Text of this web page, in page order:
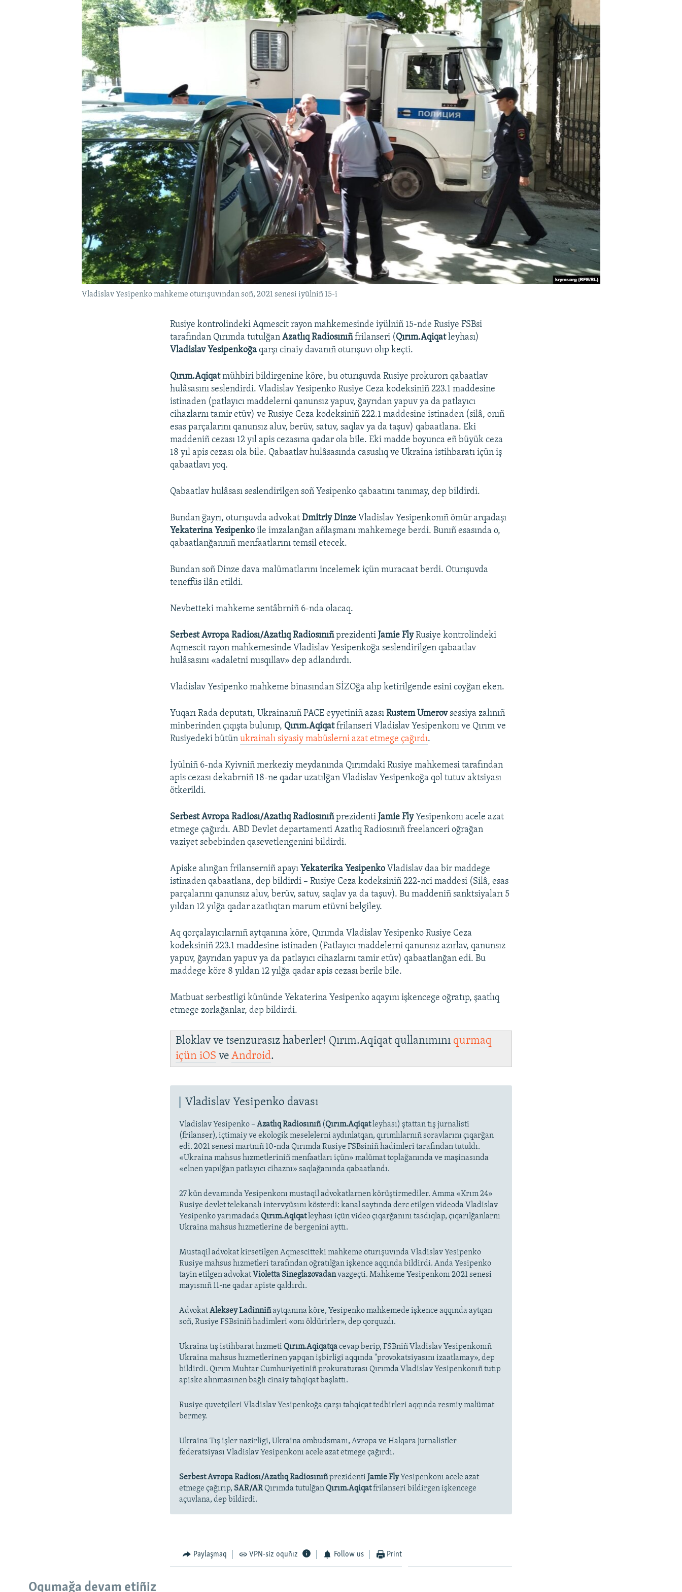
Vladislav Yesipenko mahkeme oturışuvından soñ, 2021 senesi iyülniñ 15-i
Rusiye kontrolindeki Aqmescit rayon mahkemesinde iyülniñ 15-nde Rusiye FSBsi
tarafından Qırımda tutulğanAzatlıq Radiosınıñfrilanseri (Qırım.Aqiqatleyhası)
Vladislav Yesipenkoğaqarşı cinaiy davanıñ oturışuvı olıp keçti.
Qırım.Aqiqatmühbiri bildirgenine köre, bu oturışuvda Rusiye prokurorı qabaatlav
hulâsasını seslendirdi. Vladislav Yesipenko Rusiye Ceza kodeksiniñ 223.1 maddesine
istinaden (patlayıcı maddelerni qanunsız yapuv, ğayrıdan yapuv ya da patlayıcı
cihazlarnı tamir etüv) ve Rusiye Ceza kodeksiniñ 222.1 maddesine istinaden (silâ, onıñ
esas parçalarını qanunsız aluv, berüv, satuv, saqlav ya da taşuv) qabaatlana. Eki
maddeniñ cezası 12 yıl apis cezasına qadar ola bile. Eki madde boyunca eñ büyük ceza
18 yıl apis cezası ola bile. Qabaatlav hulâsasında casuslıq ve Ukraina istihbaratı içün iş
qabaatlavı yoq.
Qabaatlav hulâsası seslendirilgen soñ Yesipenko qabaatını tanımay, dep bildirdi.
Bundan ğayrı, oturışuvda advokat Dmitriy Dinze Vladislav Yesipenkonıñ ömür arqadaşı
Yekaterina Yesipenkoile imzalanğan añlaşmanı mahkemege berdi. Bunıñ esasında o,
qabaatlanğannıñ menfaatlarını temsil etecek.
Bundan soñ Dinze dava malümatlarını incelemek içün muracaat berdi. Oturışuvda
teneffüs ilân etildi.
Nevbetteki mahkeme sentâbrniñ 6-nda olacaq.
Serbest Avropa Radiosı/Azatlıq Radiosınıñprezidenti Jamie FlyRusiye kontrolindeki
Aqmescit rayon mahkemesinde Vladislav Yesipenkoğa seslendirilgen qabaatlav
hulâsasını «adaletni mısqıllav» dep adlandırdı.
Vladislav Yesipenko mahkeme binasından SİZOğa alıp ketirilgende esini coyğan eken.
Yuqarı Rada deputatı, Ukrainanıñ PACE eyyetiniñ azasıRustem Umerovsessiya zalınıñ
minberinden çıqışta bulunıp, Qırım.Aqiqatfrilanseri Vladislav Yesipenkonı ve Qırım ve
Rusiyedeki bütünukrainalı siyasiy mabüslerni azat etmege çağırdı.
İyülniñ 6-nda Kyivniñ merkeziy meydanında Qırımdaki Rusiye mahkemesi tarafından
apis cezası dekabrniñ 18-ne qadar uzatılğan Vladislav Yesipenkoğa qol tutuv aktsiyası
ötkerildi.
Serbest Avropa Radiosı/Azatlıq Radiosınıñprezidenti Jamie FlyYesipenkonı acele azat
etmege çağırdı. ABD Devlet departamenti Azatlıq Radiosınıñ freelanceri oğrağan
vaziyet sebebinden qasevetlengenini bildirdi.
Apiske alınğan frilanserniñ apayı Yekaterika Yesipenko Vladislav daa bir maddege
istinaden qabaatlana, dep bildirdi – Rusiye Ceza kodeksiniñ 222-nci maddesi (Silâ, esas
parçalarını qanunsız aluv, berüv, satuv, saqlav ya da taşuv). Bu maddeniñ sanktsiyaları 5
yıldan 12 yılğa qadar azatlıqtan marum etüvni belgiley.
Aq qorçalayıcılarnıñ aytqanına köre, Qırımda Vladislav Yesipenko Rusiye Ceza
kodeksiniñ 223.1 maddesine istinaden (Patlayıcı maddelerni qanunsız azırlav, qanunsız
yapuv, ğayrıdan yapuv ya da patlayıcı cihazlarnı tamir etüv) qabaatlanğan edi. Bu
maddege köre 8 yıldan 12 yılğa qadar apis cezası berile bile.
Matbuat serbestligi kününde Yekaterina Yesipenko aqayını işkencege oğratıp, şaatlıq
etmege zorlağanlar, dep bildirdi.
Bloklav ve tsenzurasız haberler! Qırım.Aqiqat qullanımını qurmaq
içüniOS veAndroid.
Vladislav Yesipenko davası
Vladislav Yesipenko –Azatlıq Radiosınıñ(Qırım.Aqiqatleyhası) ştattan tış jurnalisti
(frilanser), içtimaiy ve ekologik meselelerni aydınlatqan, qırımlılarnıñ soravlarını çıqarğan
edi. 2021 senesi martnıñ 10-nda Qırımda Rusiye FSBsiniñ hadimleri tarafından tutuldı.
«Ukraina mahsus hızmetleriniñ menfaatları içün» malümat toplağanında ve maşinasında
«elnen yapılğan patlayıcı cihaznı» saqlağanında qabaatlandı.
27 kün devamında Yesipenkonı mustaqil advokatlarnen körüştirmediler. Amma «Krım 24»
Rusiye devlet telekanalı intervyüsını kösterdi: kanal saytında derc etilgen videoda Vladislav
Yesipenko yarımadadaQırım.Aqiqatleyhası içün video çıqarğanını tasdıqlap, çıqarılğanlarnı
Ukraina mahsus hızmetlerine de bergenini ayttı.
Mustaqil advokat kirsetilgen Aqmescitteki mahkeme oturışuvında Vladislav Yesipenko
Rusiye mahsus hızmetleri tarafından oğratılğan işkence aqqında bildirdi. Anda Yesipenko
tayin etilgen advokatVioletta Sineglazovadanvazgeçti. Mahkeme Yesipenkonı 2021 senesi
mayısnıñ 11-ne qadar apiste qaldırdı.
AdvokatAleksey Ladinniñaytqanına köre, Yesipenko mahkemede işkence aqqında aytqan
soñ, Rusiye FSBsiniñ hadimleri «onı öldürirler», dep qorquzdı.
Ukraina tış istihbarat hızmetiQırım.Aqiqatqacevap berip, FSBniñ Vladislav Yesipenkonıñ
Ukraina mahsus hızmetlerinen yapqan işbirligi aqqında "provokatsiyasını izaatlamay», dep
bildirdi. Qırım Muhtar Cumhuriyetiniñ prokuraturası Qırımda Vladislav Yesipenkonıñ tutıp
apiske alınmasınen bağlı cinaiy tahqiqat başlattı.
Rusiye quvetçileri Vladislav Yesipenkoğa qarşı tahqiqat tedbirleri aqqında resmiy malümat
bermey.
Ukraina Tış işler nazirligi, Ukraina ombudsmanı, Avropa ve Halqara jurnalistler
federatsiyası Vladislav Yesipenkonı acele azat etmege çağırdı.
Serbest Avropa Radiosı/Azatlıq RadiosınıñprezidentiJamie FlyYesipenkonı acele azat
etmege çağırıp, SAR/ARQırımda tutulğanQırım.Aqiqatfrilanseri bildirgen işkencege
açuvlana, dep bildirdi.
Paylaşmaq VPN-siz oquñız Follow us Print
Oqumağa devam etiñiz